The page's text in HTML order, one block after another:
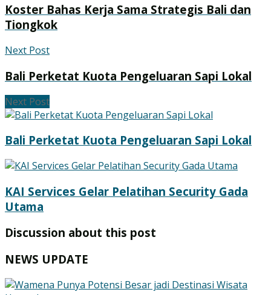
Koster Bahas Kerja Sama Strategis Bali dan
Tiongkok
Next Post
Bali Perketat Kuota Pengeluaran Sapi Lokal
Next Post
Bali Perketat Kuota Pengeluaran Sapi Lokal
KAI Services Gelar Pelatihan Security Gada
Utama
Discussion about this post
NEWS UPDATE